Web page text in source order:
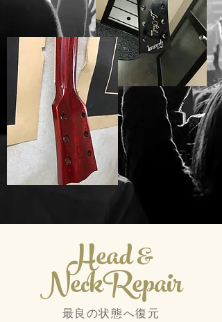
Head &
NeckRepair
​最良の状態へ復元